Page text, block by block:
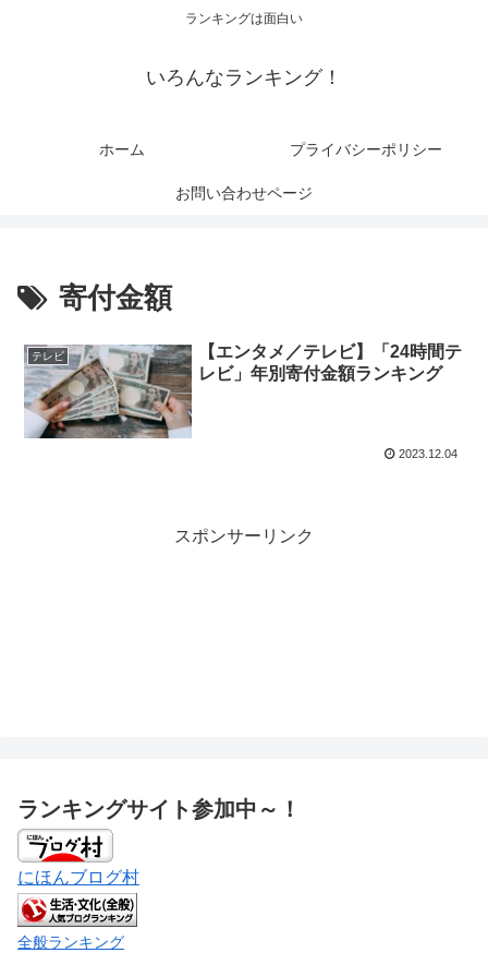
ランキングは面白い
いろんなランキング！
ホーム プライバシーポリシー
お問い合わせページ
寄付金額
テレビ
【エンタメ／テレビ】「24時間テ
レビ」年別寄付金額ランキング
2023.12.04
スポンサーリンク
ランキングサイト参加中～！
にほんブログ村
全般ランキング